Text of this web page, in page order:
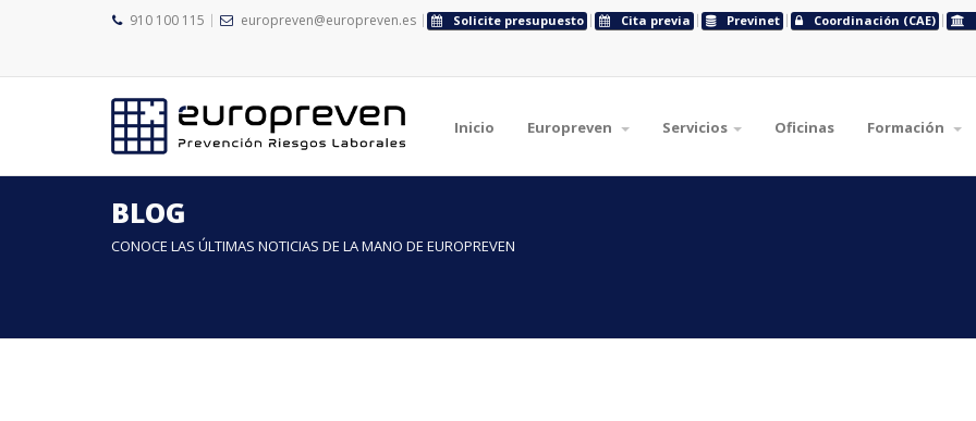
910 100 115 europreven@europreven.es Solicite presupuesto Cita previa Previnet Coordinación (CAE)
Inicio Europreven Servicios Oficinas Formación
BLOG
CONOCE LAS ÚLTIMAS NOTICIAS DE LA MANO DE EUROPREVEN